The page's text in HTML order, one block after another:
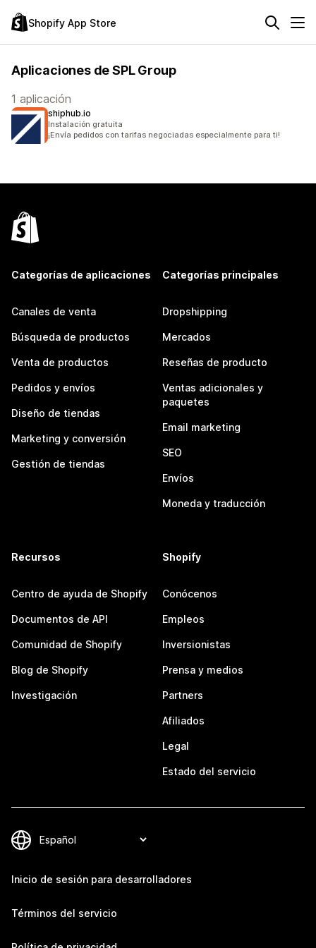
Shopify App Store
Aplicaciones de SPL Group
1 aplicación
shiphub.io
Instalación gratuita
¡Envía pedidos con tarifas negociadas especialmente para ti!
Categorías de aplicaciones
Canales de venta
Búsqueda de productos
Venta de productos
Pedidos y envíos
Diseño de tiendas
Marketing y conversión
Gestión de tiendas
Categorías principales
Dropshipping
Mercados
Reseñas de producto
Ventas adicionales y
paquetes
Email marketing
SEO
Envíos
Moneda y traducción
Recursos
Centro de ayuda de Shopify
Documentos de API
Comunidad de Shopify
Blog de Shopify
Investigación
Shopify
Conócenos
Empleos
Inversionistas
Prensa y medios
Partners
Afiliados
Legal
Estado del servicio
Inicio de sesión para desarrolladores
Términos del servicio